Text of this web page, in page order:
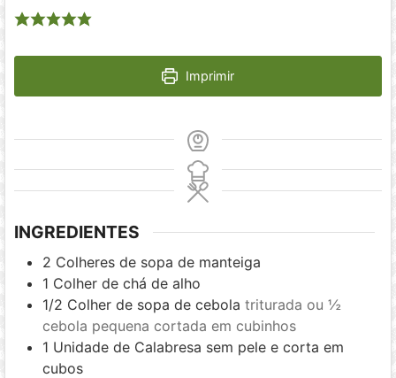
Imprimir
INGREDIENTES
2 Colheres de sopa de manteiga
1 Colher de chá de alho
1/2 Colher de sopa de cebola triturada ou ½
cebola pequena cortada em cubinhos
1 Unidade de Calabresa sem pele e corta em
cubos